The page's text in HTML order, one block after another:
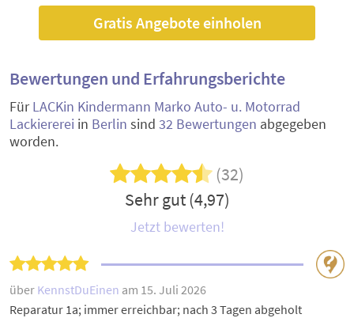
Gratis Angebote einholen
Bewertungen und Erfahrungsberichte
FürLACKin Kindermann Marko Auto- u. Motorrad
Lackiererei in Berlin sind 32 Bewertungen abgegeben
worden.
(32)
Sehr gut (4,97)
Jetzt bewerten!
über KennstDuEinen am 15. Juli 2026
Reparatur 1a; immer erreichbar; nach 3 Tagen abgeholt